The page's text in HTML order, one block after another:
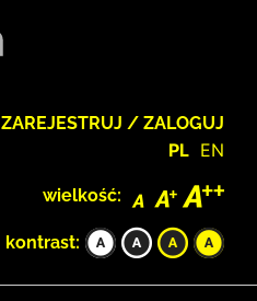
ZAREJESTRUJ / ZALOGUJ
PL EN
wielkość:
kontrast: